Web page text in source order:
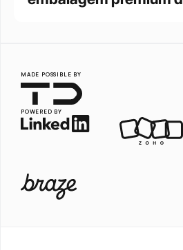
MADE POSSIBLE BY
POWERED BY